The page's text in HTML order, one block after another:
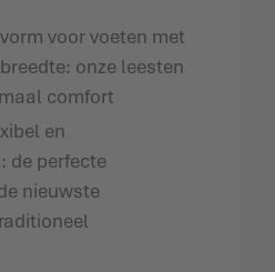
voor voeten met
onze leesten
comfort
en
de perfecte
nieuwste